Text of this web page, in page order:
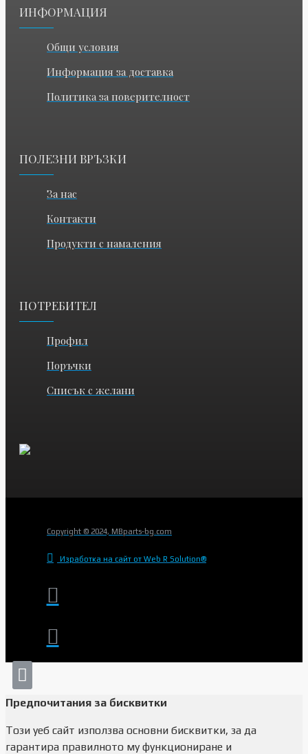
ИНФОРМАЦИЯ
Общи условия
Информация за доставка
Политика за поверителност
ПОЛЕЗНИ ВРЪЗКИ
За нас
Контакти
Продукти с намаления
ПОТРЕБИТЕЛ
Профил
Поръчки
Списък с желани
Copyright © 2024, MBparts-bg.com
Изработка на сайт от Web R Solution®
Предпочитания за бисквитки
Този уеб сайт използва основни бисквитки, за да
гарантира правилното му функциониране и